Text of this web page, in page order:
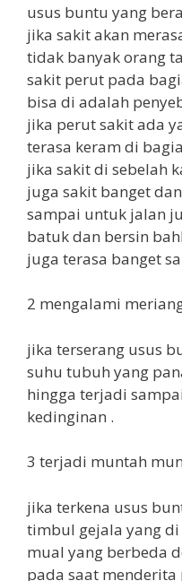
usus buntu yang
jika sakit akan
tidak banyak orang
sakit perut pada
bisa di adalah
jika perut sakit ada
terasa keram di
jika sakit di sebelah
juga sakit banget
sampai untuk jalan
batuk dan bersin
juga terasa banget
2 mengalami
jika terserang usus
suhu tubuh yang
hingga terjadi
kedinginan .
3 terjadi muntah
jika terkena usus
timbul gejala yang
mual yang berbeda
pada saat